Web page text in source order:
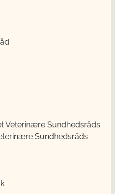
Veterinære Sundhedsråds
Sundhedsråds